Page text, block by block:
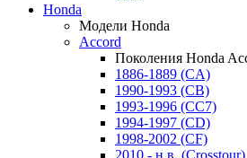
Honda
Модели Honda
Accord
Поколения Honda
1886-1889 (CA)
1990-1993 (CB)
1993-1996 (CC7)
1994-1997 (CD)
1998-2002 (CF)
2010 - н.в. (Crosstour)